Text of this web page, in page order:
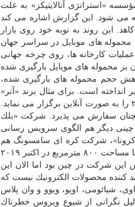
«استراتژی آنالایتیكز» به علت
موبایل از چین در سه ماهه نخست ۲۰۲۰ میلادی حدود ۳۰ درصد كاسته می شود. این گزارش اشاره می كند
این روند به نوبه خود روی بازار
«كرونا»، محموله های موبایل در سراسر جهان
ازاین رو تأخیر در عملیات كارخانه ها، روی چرخه جهانی
كرونا تا ۲ ماه دیگر كنترل نشود، تاثیر آن بر محموله های موبایل بارگیری شده
حجم محموله های بارگیری شده،
است. برای مثال برند «آنر»
اعلام نموده كه به علت گسترش «كرونا» اولین كنفرانس مطبوعاتی رونمایی از محصول جدید خود در ۲۰۲۰ را به صورت آنلاین برگزار می نماید.
سفارش می پذیرد. شركت «بلك
چینی دیگر هم الگوی سرویس رسانی
شركت كره ای سامسونگ هم
اعلام نمود كه فروشگاه خویش را در شهر شانگهای به صورت موقت تعطیل می كند. فروشگاه سامسونگ با مساحت ۸۰۰ مترمربع در اكتبر ۲۰۱۹
این شركت در چین بود اما الان این
كننده محصولات الكترونیك نیست كه
شیائومی، اوپو، ویوو و وان پلاس
نگرانی از شیوع ویروس خطرناك